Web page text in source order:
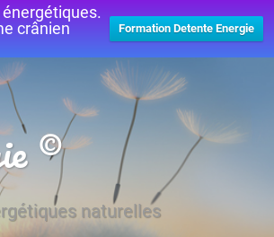
crânien
Formation Detente Energie
©
naturelles